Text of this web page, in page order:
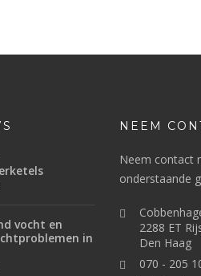
vocht en
in
NEEM
Neem contact
onderstaande
2288 ET
Den Haag
070 - 205